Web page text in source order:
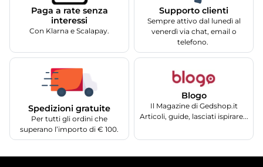
Paga a rate senza
interessi
Con Klarna e Scalapay.
Supporto clienti
Sempre attivo dal lunedì al
venerdì via chat, email o
telefono.
Spedizioni gratuite
Per tutti gli ordini che
superano l’importo di € 100.
Blogo
Il Magazine di Gedshop.it
Articoli, guide, lasciati ispirare...